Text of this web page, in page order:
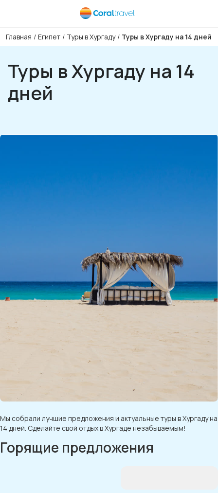
Главная / Египет / Туры в Хургаду / Туры в Хургаду на 14 дней
Туры в Хургаду на 14
дней
Мы собрали лучшие предложения и актуальные туры в Хургаду на
14 дней. Сделайте свой отдых в Хургаде незабываемым!
Горящие предложения